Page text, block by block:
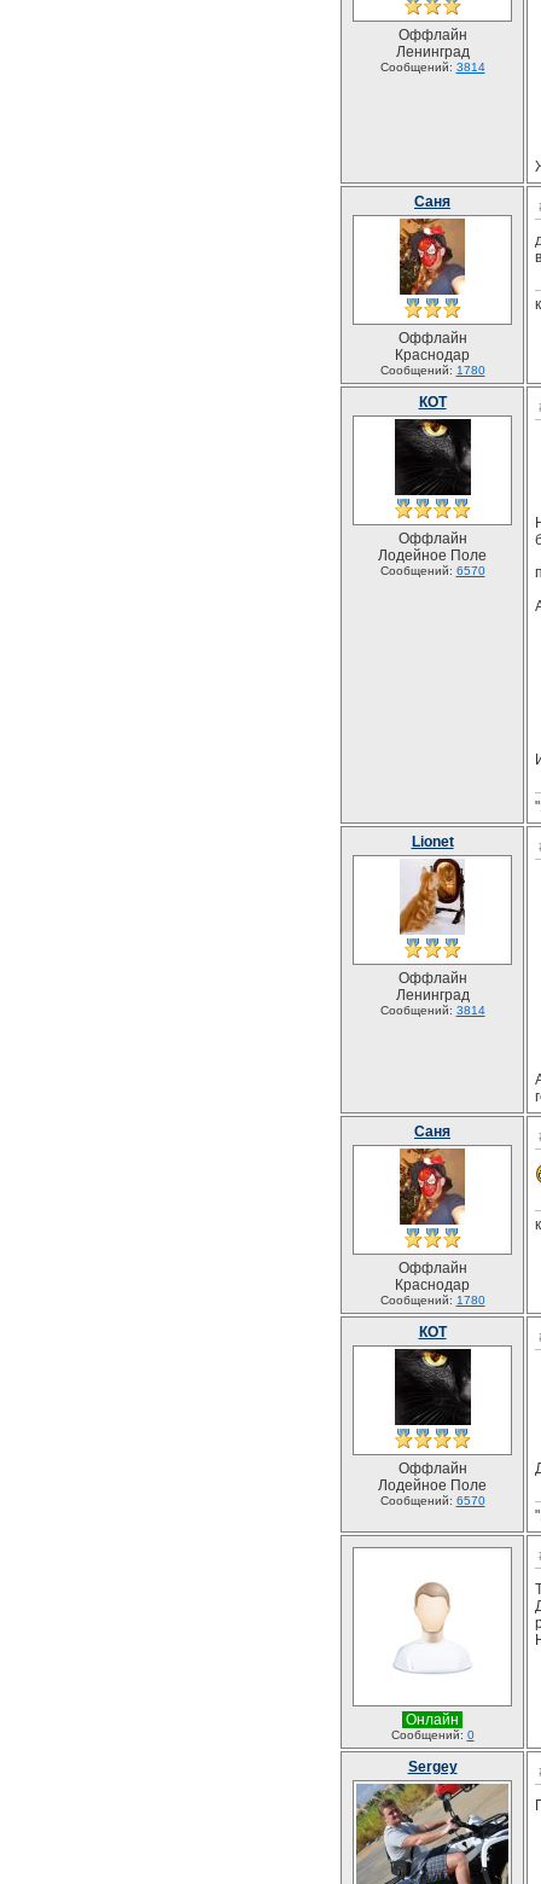
Оффлайн
Ленинград
Сообщений: 3814
Саня
Оффлайн
Краснодар
Сообщений: 1780
КОТ
Оффлайн
Лодейное Поле
Сообщений: 6570
Lionet
Оффлайн
Ленинград
Сообщений: 3814
Саня
Оффлайн
Краснодар
Сообщений: 1780
КОТ
Оффлайн
Лодейное Поле
Сообщений: 6570
Онлайн
Сообщений: 0
Sergey